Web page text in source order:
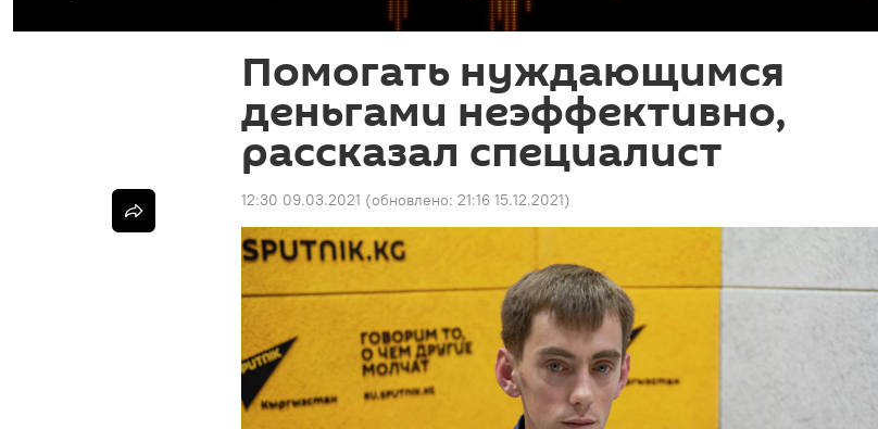
Помогать нуждающимся
деньгами неэффективно,
рассказал специалист
12:30 09.03.2021 (обновлено: 21:16 15.12.2021)